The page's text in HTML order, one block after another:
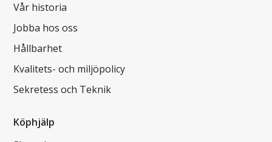
Vår historia
Jobba hos oss
Hållbarhet
Kvalitets- och miljöpolicy
Sekretess och Teknik
Köphjälp